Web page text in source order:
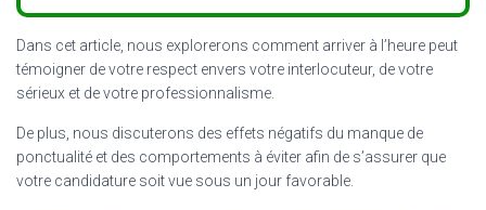
Dans cet article, nous explorerons comment arriver à l’heure peut
témoigner de votre respect envers votre interlocuteur, de votre
sérieux et de votre professionnalisme.
De plus, nous discuterons des effets négatifs du manque de
ponctualité et des comportements à éviter afin de s’assurer que
votre candidature soit vue sous un jour favorable.